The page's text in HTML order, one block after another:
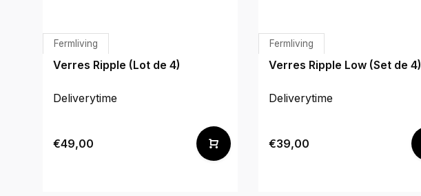
Fermliving
Verres Ripple (Lot de 4)
Deliverytime
€49,00
Fermliving
Verres Ripple Low (Set de 4)
Deliverytime
€39,00